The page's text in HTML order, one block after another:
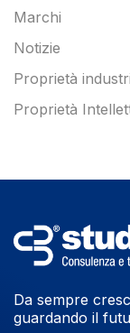
Marchi
Notizie
Proprietà
Proprietà
Da sempre
guardando il